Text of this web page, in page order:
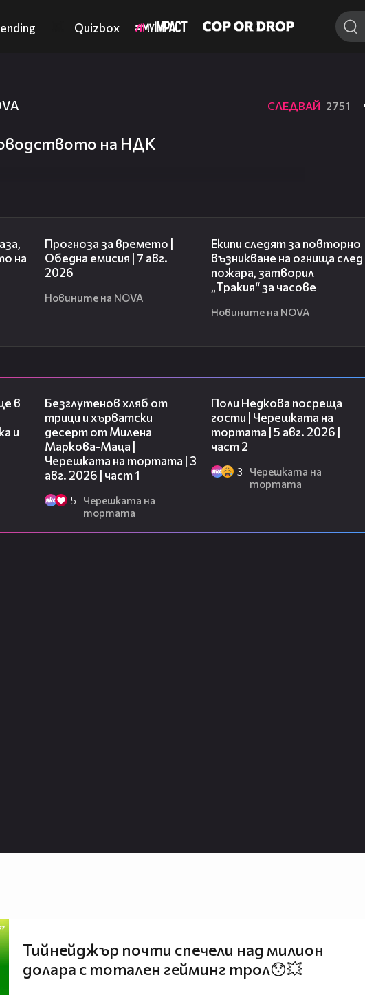
Quizbox
СЛЕДВАЙ 2751
на НДК
на
Прогноза за времето |
Обедна емисия | 7 авг.
2026
Новините на NOVA
Екипи следят за повторно
възникване на огнища след
пожара, затворил
„Тракия“ за часове
Новините на NOVA
в
и
Безглутенов хляб от
трици и хърватски
десерт от Милена
Маркова-Маца |
Черешката на тортата | 3
авг. 2026 | част 1
5
Черешката на
тортата
Поли Недкова посреща
гости | Черешката на
тортата | 5 авг. 2026 |
част 2
3
Черешката на
тортата
Тийнейджър почти спечели над милион
долара с тотален гейминг трол😯💥